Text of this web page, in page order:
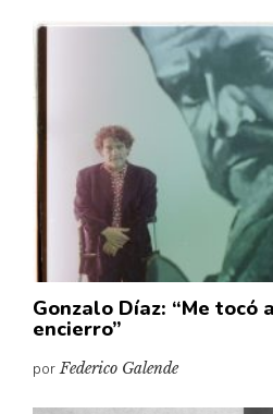
Vidas paralelas
Gonzalo Díaz: “Me tocó
encierro”
porFederico Galende